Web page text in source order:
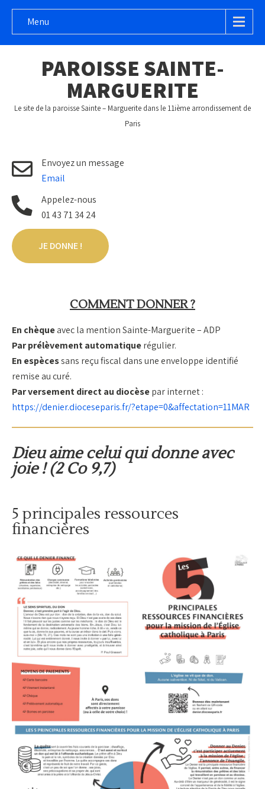
Menu
PAROISSE SAINTE-
MARGUERITE
Le site de la paroisse Sainte – Marguerite dans le 11ième arrondissement de
Paris
Envoyez un message
Email
Appelez-nous
01 43 71 34 24
JE DONNE !
COMMENT DONNER ?
En chèqueavec la mention Sainte-Marguerite – ADP
Par prélèvement automatiquerégulier.
En espècessans reçu fiscal dans une enveloppe identifié
remise au curé.
Par versement direct au diocèsepar internet :
https://denier.dioceseparis.fr/?etape=0&affectation=11MAR
Dieu aime celui qui donne avec
joie ! (2 Co 9,7)
5 principales ressources
financières